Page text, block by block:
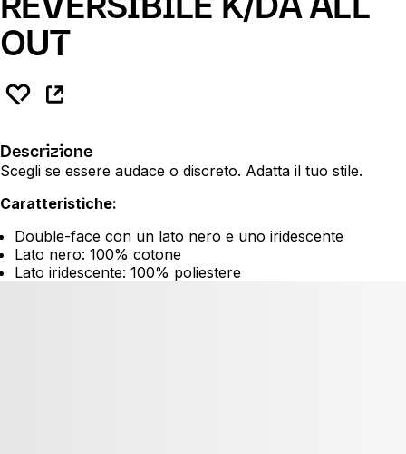
OUT
Descrizione
Scegli se essere audace o discreto. Adatta il tuo stile.
Caratteristiche:
Double-face con un lato nero e uno iridescente
Lato nero: 100% cotone
Lato iridescente: 100% poliestere